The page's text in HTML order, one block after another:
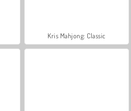
Kris Mahjong: Classic